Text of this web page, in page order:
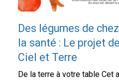
Des légumes de
la santé : Le projet
Ciel et Terre
De la terre à votre table Cet